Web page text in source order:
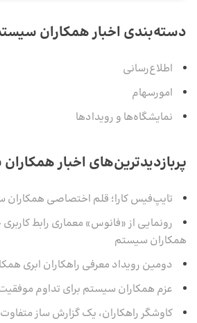
دسته‌بندی اخبار همکاران
اطلاع‌رسانی
امورسهام
نمایشگاه‌ها و رویدادها
پربازدیدترین‌های اخبار
تایپ‌فیس کارا؛ قلم اختصاصی
رونمایی از «فانوس» معماری رابط
همکاران سیستم
دومین رویداد معرفی راهکاران ابری
عزم همکاران سیستم برای تداوم
کاوشگر راهکاران، یک گزارش ساز متفاوت